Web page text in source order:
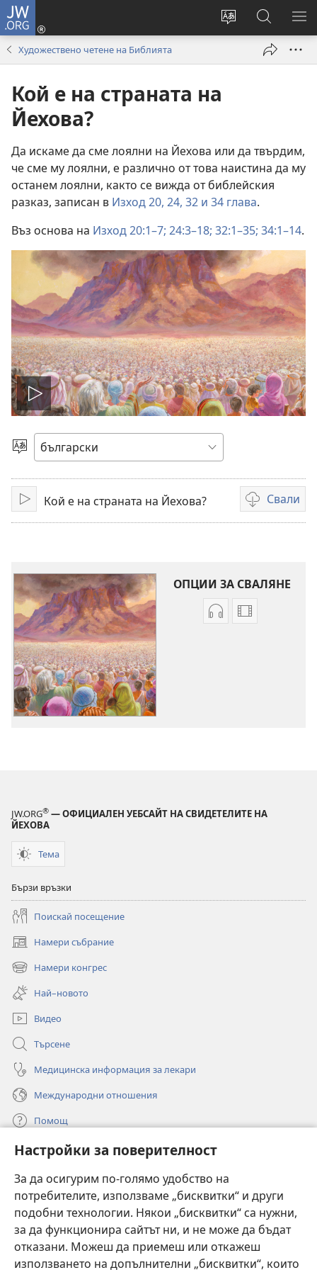
Настройки за поверителност
За да осигурим по-голямо удобство на
потребителите, използваме „бисквитки“ и други
подобни технологии. Някои „бисквитки“ са нужни,
за да функционира сайтът ни, и не може да бъдат
отказани. Можеш да приемеш или откажеш
използването на допълнителни „бисквитки“, които
JW.ORG
Смени
Влез
(отваря
прозорец)
Търсене
в
JW.ORG
Художествено четене на Библията
Кой е на страната на
Йехова?
Да искаме да сме лоялни на Йехова или да твърдим,
че сме му лоялни, е различно от това наистина да му
останем лоялни, както се вижда от библейския
разказ, записан в Изход 20, 24, 32 и 34 глава.
Въз основа на Изход 20:1–7; 24:3–18; 32:1–35; 34:1–14.
Пусни
видео
Избери
език
ПусниКой е на страната на Йехова? Свали
Опции
за
ОПЦИИ ЗА СВАЛЯНЕ
ОпцииОпции
JW.ORG® — ОФИЦИАЛЕН УЕБСАЙТ НА СВИДЕТЕЛИТЕ НА
ЙЕХОВА
Тема
Бързи връзки
Поискай посещение
Намери събрание
(отваря
нов
прозорец)
Намери конгрес
(отваря
нов
прозорец)
Най–новото
Видео
Търсене
Медицинска информация за лекари
Международни отношения
Помощ
Дарения
нов
прозорец)ОНЛАЙН БИБЛИОТЕКА „Стражева кула“
(отваря
нов
прозорец)
JW Hub
(отваря
нов
прозорец)JW Library